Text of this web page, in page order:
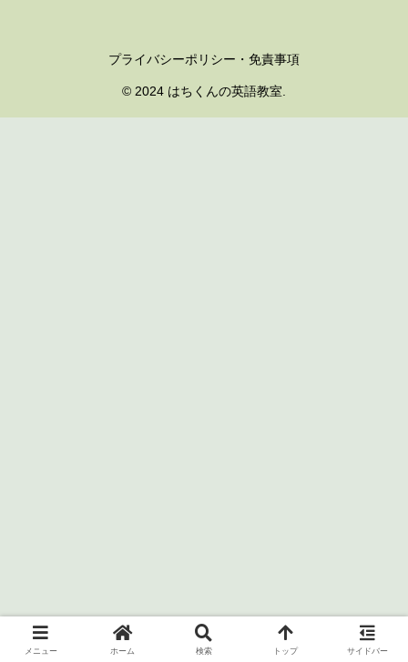
プライバシーポリシー・免責事項
© 2024 はちくんの英語教室.
メニュー ホーム 検索 トップ サイドバー